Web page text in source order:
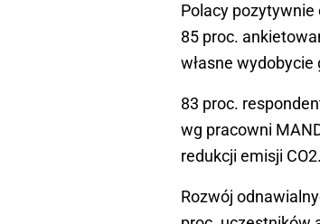
Polacy
85 proc.
własne wydobycie
83 proc.
wg pracowni
redukcji emisji CO2.
Rozwój